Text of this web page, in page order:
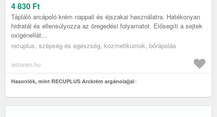
4 830 Ft
Tápláló arcápoló krém nappali és éjszakai használatra. Hatékonyan
hidratál és ellensúlyozza az öregedési folyamatot. Elősegíti a sejtek
oxigénellát...
recuplus, szépség és egészség, kozmetikumok, bőrápolás
astoreo.hu
Hasonlók, mint RECUPLUS Arckrém argánolajjal